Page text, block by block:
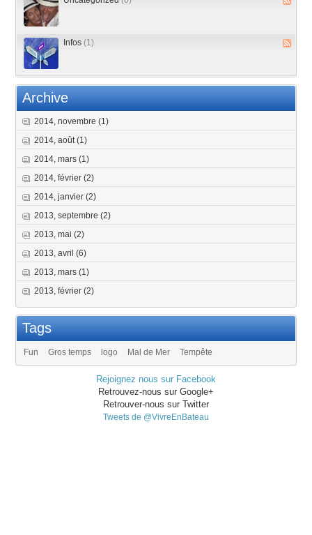
Infos (1)
Archive
2014, novembre(1)
2014, août(1)
2014, mars(1)
2014, février(2)
2014, janvier(2)
2013, septembre(2)
2013, mai(2)
2013, avril(6)
2013, mars(1)
2013, février(2)
Tags
Fun Gros temps logo Mal de Mer Tempête
Rejoignez nous sur Facebook
Retrouvez-nous sur Google+
Retrouver-nous sur Twitter
Tweets de @VivreEnBateau